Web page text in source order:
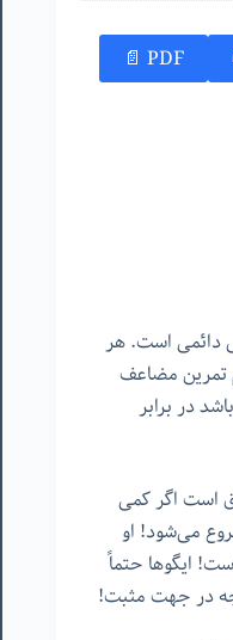
PDF 📄
دائمی است. هر
تمرین مضاعف
در برابر
است اگر کمی
می‌شود! او
ایگوها حتماً
در جهت مثبت!